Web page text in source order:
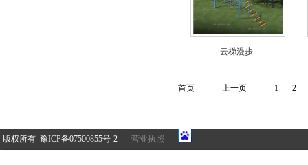
云梯漫步
首页 上一页 1 2
版权所有 豫ICP备07500855号-2 营业执照